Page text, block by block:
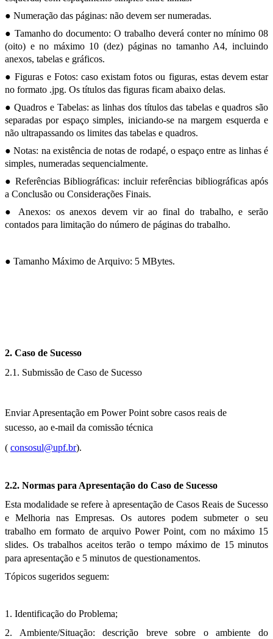
● Numeração das páginas: não devem ser numeradas.
● Tamanho do documento: O trabalho deverá conter no mínimo 08
(oito) e no máximo 10 (dez) páginas no tamanho A4, incluindo
anexos, tabelas e gráficos.
● Figuras e Fotos: caso existam fotos ou figuras, estas devem estar
no formato .jpg. Os títulos das figuras ficam abaixo delas.
● Quadros e Tabelas: as linhas dos títulos das tabelas e quadros são
separadas por espaço simples, iniciando-se na margem esquerda e
não ultrapassando os limites das tabelas e quadros.
● Notas: na existência de notas de rodapé, o espaço entre as linhas é
simples, numeradas sequencialmente.
● Referências Bibliográficas: incluir referências bibliográficas após
a Conclusão ou Considerações Finais.
● Anexos: os anexos devem vir ao final do trabalho, e serão
contados para limitação do número de páginas do trabalho.
● Tamanho Máximo de Arquivo: 5 MBytes.
2. Caso de Sucesso
2.1. Submissão de Caso de Sucesso
Enviar Apresentação em Power Point sobre casos reais de
sucesso, ao e-mail da comissão técnica
( consosul@upf.br).
2.2. Normas para Apresentação do Caso de Sucesso
Esta modalidade se refere à apresentação de Casos Reais de Sucesso
e Melhoria nas Empresas. Os autores podem submeter o seu
trabalho em formato de arquivo Power Point, com no máximo 15
slides. Os trabalhos aceitos terão o tempo máximo de 15 minutos
para apresentação e 5 minutos de questionamentos.
Tópicos sugeridos seguem:
1. Identificação do Problema;
2. Ambiente/Situação: descrição breve sobre o ambiente do